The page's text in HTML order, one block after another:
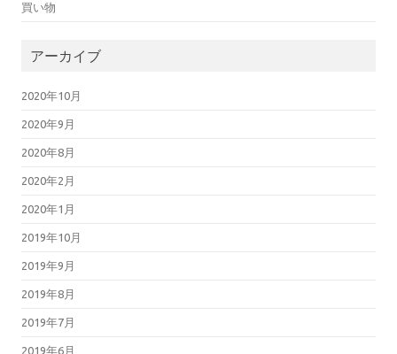
買い物
アーカイブ
2020年10月
2020年9月
2020年8月
2020年2月
2020年1月
2019年10月
2019年9月
2019年8月
2019年7月
2019年6月